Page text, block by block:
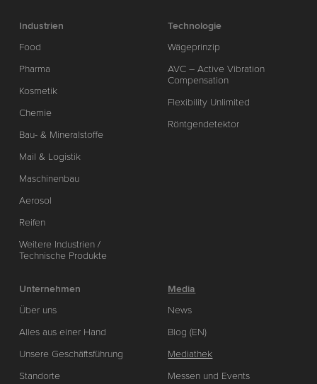
Industrien
Food
Pharma
Kosmetik
Chemie
Bau- & Mineralstoffe
Mail & Logistik
Maschinenbau
Aerosol
Reifen
Weitere Industrien /
Technische Produkte
Technologie
Wägeprinzip
AVC – Active Vibration
Compensation
Flexibility Unlimited
Röntgendetektor
Unternehmen
Über uns
Alles aus einer Hand
Unsere Geschäftsführung
Standorte
Media
News
Blog (EN)
Mediathek
Messen und Events